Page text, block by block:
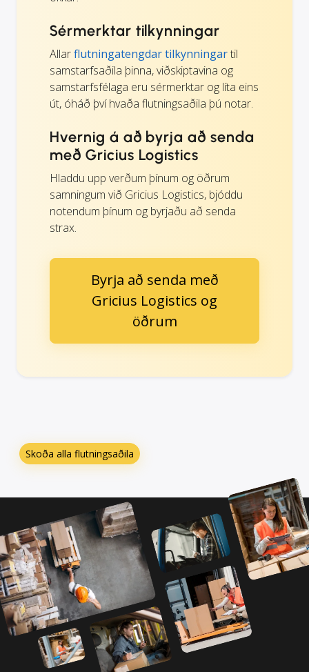
Sérmerktar tilkynningar
Allarflutningatengdar tilkynningartil
samstarfsaðila þinna, viðskiptavina og
samstarfsfélaga eru sérmerktar og líta eins
út, óháð því hvaða flutningsaðila þú notar.
Hvernig á að byrja að senda
með Gricius Logistics
Hladdu upp verðum þínum og öðrum
samningum við Gricius Logistics, bjóddu
notendum þínum og byrjaðu að senda
strax.
Byrja að senda með
Gricius Logistics og
öðrum
Skoða alla flutningsaðila